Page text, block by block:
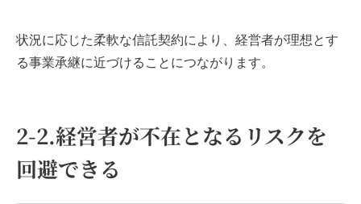
状況に応じた柔軟な信託契約により、経営者が理想とす
る事業承継に近づけることにつながります。
2-2.経営者が不在となるリスクを
回避できる